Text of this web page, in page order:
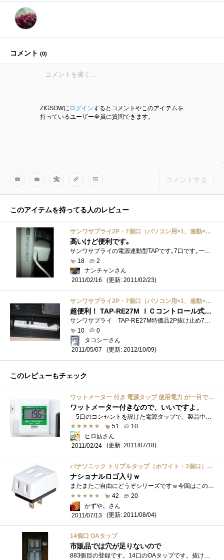
コメント (0)
ZIGSOWに ログインするとコメントやこのアイテムを
持っているユーザー全員に質問できます。
コメントする
このアイテムを持ってる人のレビュー
サンワサプライ2P・7個口（パソコン用×1、連動×3、非連動×3）・2Pスイングプラグ2mコード・パソコン連動タップ TAP-RE27M
高いけど便利です｡
サンワサプライの電源連動型TAPです｡7口です｡一番上にPCの電源を差して､その下3つがPCの電源ON･OFFに連動します｡下の3つは非連動になってま�...
18
2
ナンチャンさん
2011/02/16
(更新: 2011/02/23)
サンワサプライ2P・7個口（パソコン用×1、連動×3、非連動×3）・2Pスイングプラグ2mコード・パソコン連動タップ TAP-RE27M
超便利！ TAP-RE27M ＩＣコントロール式テーブルタップ 購入記... ...
サンワサプライ TAP-RE27M特価品2P抜け止め7個口、マグネット付、雷ガード内蔵、IC記憶式パソコン連動タップ。2m。ICコントロール方式電源タップ�...
10
0
タコシーさん
2011/05/07
(更新: 2012/10/09)
このレビューもチェック
ワットメーター 付き 電源タップ 使用電力 が一目で分かる タップ 700-TP1052DW
ワットメーター付きなので、いいですよ。
51
10
ヒロ妨さん
2011/02/24
(更新: 2011/07/18)
パナソニック トリプルタップ（ホワイト・3個口） WH2013PK
ナショナルロゴ入りｗ
またまたご自由にどうぞシリーズですｗ今回はこのトリプルタップを10個ほど頂いてきました！もちろんナショナルロゴです！！もぅ2度と同じも�...
42
20
かずや。さん
2011/07/13
(更新: 2011/08/04)
14個口 OAタップ
市販品では穴が足りないので
883個目の登録です。14口のOAタップです。抜け止めと抜け止め無しがありますが、予算の関係です。3P*4、2P*6+2+2の構成で作りました。スイッチ付き�...